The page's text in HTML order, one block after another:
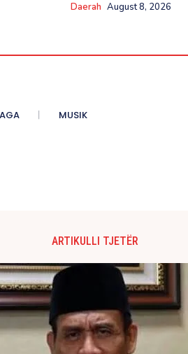
Daerah August 8, 2026
MUSIK
ARTIKULLI TJETËR